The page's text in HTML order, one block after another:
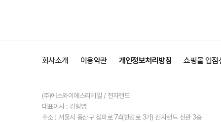
회사소개 이용약관 개인정보처리방침 쇼핑몰 입점
(주)에스와이에스리테일 / 전자랜드
대표이사 : 김형영
주소 : 서울시 용산구 청파로 74(한강로 3가) 전자랜드 신관 3층